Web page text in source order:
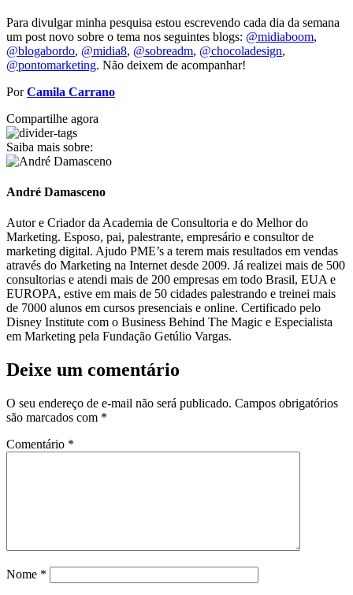
Para divulgar minha pesquisa estou escrevendo cada dia da semana
um post novo sobre o tema nos seguintes blogs: @midiaboom,
@blogabordo, @midia8, @sobreadm, @chocoladesign,
@pontomarketing. Não deixem de acompanhar!
PorCamila Carrano
Compartilhe agora
Saiba mais sobre:
André Damasceno
Autor e Criador da Academia de Consultoria e do Melhor do
Marketing. Esposo, pai, palestrante, empresário e consultor de
marketing digital. Ajudo PME’s a terem mais resultados em vendas
através do Marketing na Internet desde 2009. Já realizei mais de 500
consultorias e atendi mais de 200 empresas em todo Brasil, EUA e
EUROPA, estive em mais de 50 cidades palestrando e treinei mais
de 7000 alunos em cursos presenciais e online. Certificado pelo
Disney Institute com o Business Behind The Magic e Especialista
em Marketing pela Fundação Getúlio Vargas.
Deixe um comentário
O seu endereço de e-mail não será publicado. Campos obrigatórios
são marcados com *
Comentário *
Nome *